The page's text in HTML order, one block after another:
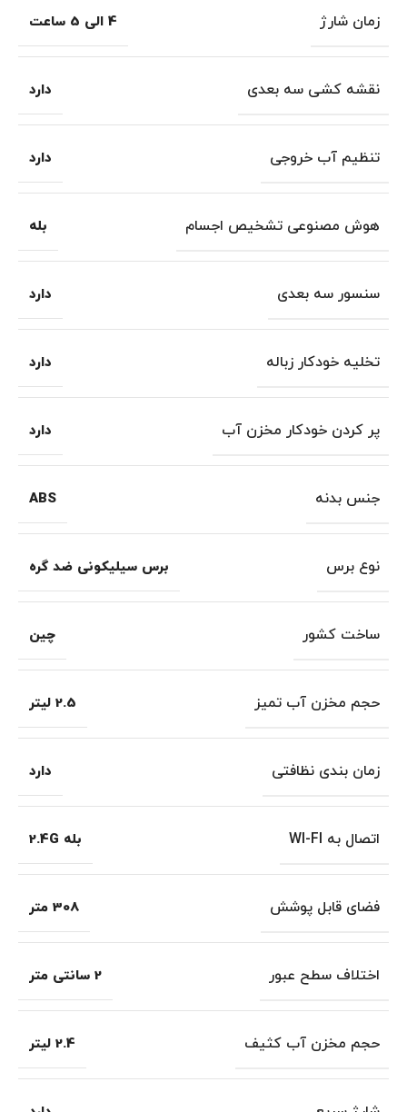
زمان شارژ 4 الی 5 ساعت
نقشه کشی سه بعدی دارد
تنظیم آب خروجی دارد
هوش مصنوعی تشخیص اجسام بله
سنسور سه بعدی دارد
تخلیه خودکار زباله دارد
پر کردن خودکار مخزن آب دارد
جنس بدنه ABS
نوع برس برس سیلیکونی ضد گره
ساخت کشور چین
حجم مخزن آب تمیز 2.5 لیتر
زمان بندی نظافتی دارد
اتصال به WI-FI بله 2.4G
فضای قابل پوشش 308 متر
اختلاف سطح عبور 2 سانتی متر
حجم مخزن آب کثیف 2.4 لیتر